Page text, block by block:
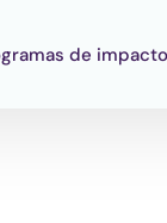
de impacto